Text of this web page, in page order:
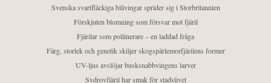
Svenska svartfläckiga blåvingar sprider sig i Storbritannien
Förskjuten blomning som försvar mot fjäril
Fjärilar som pollinerare – en laddad fråga
Färg, storlek och genetik skiljer skogspärlemorfjärilens former
UV-ljus avslöjar busksnabbvingens larver
Sydrovfjäril har smak för stadslivet